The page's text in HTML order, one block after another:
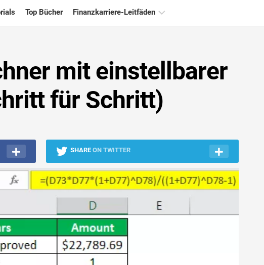
Top Bücher Finanzkarriere-Leitfäden
die
Finanzzertifizierung
Tutorials
zur
Form
Tutorials
mit einstellbarer
für Schritt)
SHARE ON TWITTER